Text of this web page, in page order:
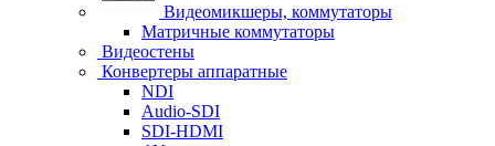
Видеомикшеры, коммутаторы
Матричные коммутаторы
Видеостены
Конвертеры аппаратные
NDI
Audio-SDI
SDI-HDMI